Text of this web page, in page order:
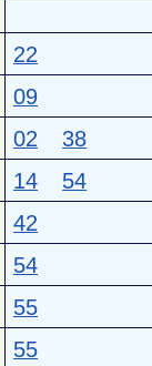
22
09
02 38
14 54
42
54
55
55